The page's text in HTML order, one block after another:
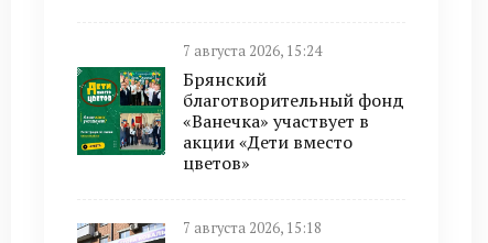
7 августа 2026, 15:24
Брянский
благотворительный фонд
«Ванечка» участвует в
акции «Дети вместо
цветов»
7 августа 2026, 15:18